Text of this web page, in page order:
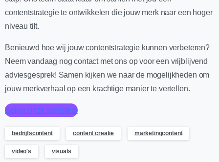
contentstrategie te ontwikkelen die jouw merk naar een hoger
niveau tilt.
Benieuwd hoe wij jouw contentstrategie kunnen verbeteren?
Neem vandaag nog contact met ons op voor een vrijblijvend
adviesgesprek! Samen kijken we naar de mogelijkheden om
jouw merkverhaal op een krachtige manier te vertellen.
Bekijk onze diensten!
bedrijfscontent content creatie marketingcontent
video's visuals